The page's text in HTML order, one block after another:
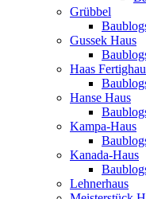
Grübbel
Gussek Haus
Haas
Hanse Haus
Kampa-Haus
Kanada-Haus
Lehnerhaus